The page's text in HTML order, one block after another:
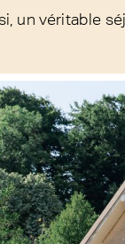
un véritable